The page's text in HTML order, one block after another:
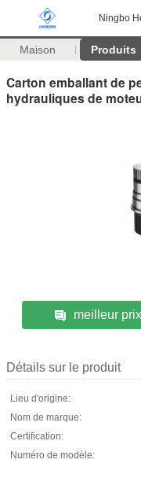
Ningbo
Maison Produits
Carton emballant de
hydrauliques de
meilleur prix
Détails sur le produit
Lieu d'origine:
Nom de marque:
Certification:
Numéro de modèle: